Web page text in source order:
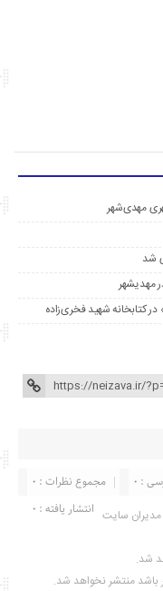
مهدی‌شهر
در کتابخانه شهید فخری‌زاده
مجموع نظرات : 0
: 0
انتشار یافته : ۰ سایت
شد.
باشد منتشر نخواهد شد.